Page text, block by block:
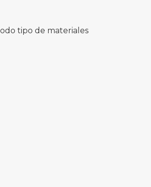
tipo de materiales